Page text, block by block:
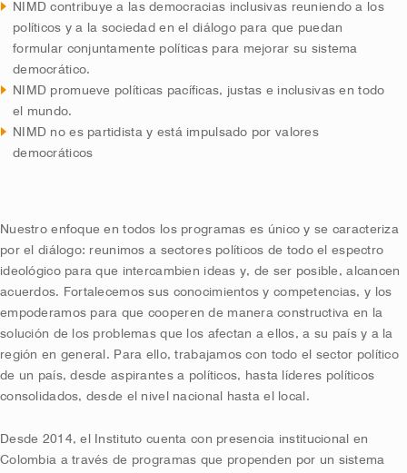
NIMD contribuye a las democracias inclusivas reuniendo a los
políticos y a la sociedad en el diálogo para que puedan
formular conjuntamente políticas para mejorar su sistema
democrático.
NIMD promueve políticas pacíficas, justas e inclusivas en todo
el mundo.
NIMD no es partidista y está impulsado por valores
democráticos
Nuestro enfoque en todos los programas es único y se caracteriza
por el diálogo: reunimos a sectores políticos de todo el espectro
ideológico para que intercambien ideas y, de ser posible, alcancen
acuerdos. Fortalecemos sus conocimientos y competencias, y los
empoderamos para que cooperen de manera constructiva en la
solución de los problemas que los afectan a ellos, a su país y a la
región en general. Para ello, trabajamos con todo el sector político
de un país, desde aspirantes a políticos, hasta líderes políticos
consolidados, desde el nivel nacional hasta el local.
Desde 2014, el Instituto cuenta con presencia institucional en
Colombia a través de programas que propenden por un sistema